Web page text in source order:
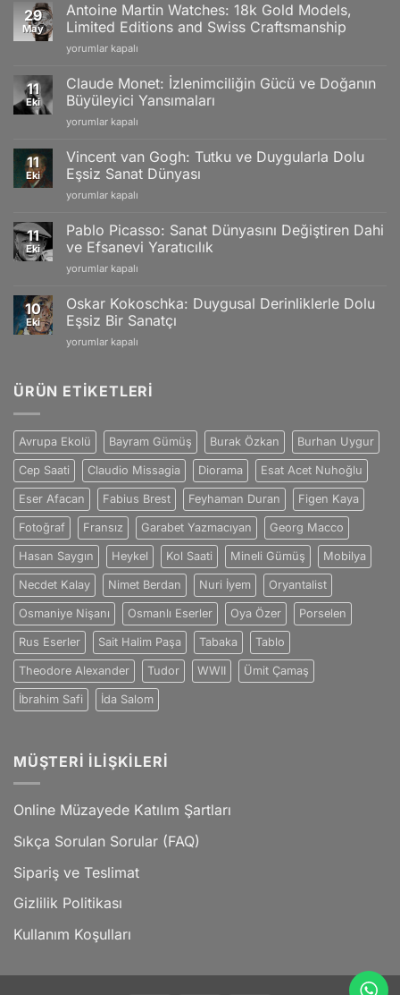
29
May
Antoine Martin Watches: 18k Gold Models,
Limited Editions and Swiss Craftsmanship
Antoine
Watches:
18k
Gold
Models,
Editions
and
Swiss
Craftsmanship
yorumlar kapalı
11
Eki
Claude Monet: İzlenimciliğin Gücü ve Doğanın
Büyüleyici Yansımaları
Claude
İzlenimciliğin
Gücü
ve
Doğanın
Yansımaları
için
yorumlar kapalı
11
Eki
Vincent van Gogh: Tutku ve Duygularla Dolu
Eşsiz Sanat Dünyası
Vincent
Gogh:
Tutku
ve
Duygularla
Eşsiz
Sanat
Dünyası
için
yorumlar kapalı
11
Eki
Pablo Picasso: Sanat Dünyasını Değiştiren Dahi
ve Efsanevi Yaratıcılık
Pablo
Sanat
Dünyasını
Değiştiren
Dahi
Yaratıcılık
yorumlar kapalı
10
Eki
Oskar Kokoschka: Duygusal Derinliklerle Dolu
Eşsiz Bir Sanatçı
Oskar
Derinliklerle
Bir
Sanatçı
için
yorumlar kapalı
ÜRÜN ETIKETLERI
Avrupa Ekolü Bayram Gümüş Burak Özkan Burhan Uygur
Cep Saati Claudio Missagia Diorama Esat Acet Nuhoğlu
Eser Afacan Fabius Brest Feyhaman Duran Figen Kaya
Fotoğraf Fransız Garabet Yazmacıyan Georg Macco
Hasan Saygın Heykel Kol Saati Mineli Gümüş Mobilya
Necdet Kalay Nimet Berdan Nuri İyem Oryantalist
Osmaniye Nişanı Osmanlı Eserler Oya Özer Porselen
Rus Eserler Sait Halim Paşa Tabaka Tablo
Theodore Alexander Tudor WWII Ümit Çamaş
İbrahim Safi İda Salom
MÜŞTERI İLIŞKILERI
Online Müzayede Katılım Şartları
Sıkça Sorulan Sorular (FAQ)
Sipariş ve Teslimat
Gizlilik Politikası
Kullanım Koşulları